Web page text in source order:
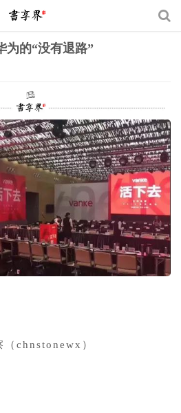
为的“没有退路”
（ chnstonewx ）